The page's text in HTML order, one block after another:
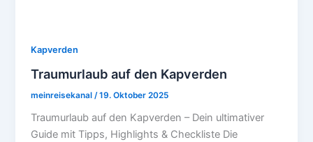
Kapverden
Traumurlaub auf den Kapverden
meinreisekanal /19. Oktober 2025
Traumurlaub auf den Kapverden – Dein ultimativer
Guide mit Tipps, Highlights & Checkliste Die